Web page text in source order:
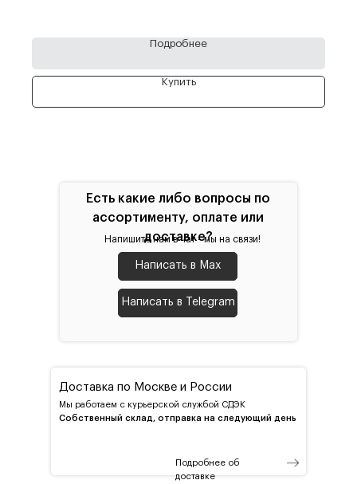
Подробнее
Купить
Есть какие либо вопросы по
ассортименту, оплате или
доставке?
Напишите нам в чат - мы на связи!
Написать в Max
Написать в Telegram
Доставка по Москве и России
Мы работаем с курьерской службой СДЭК
Собственный склад, отправка на следующий день
Подробнее об
доставке